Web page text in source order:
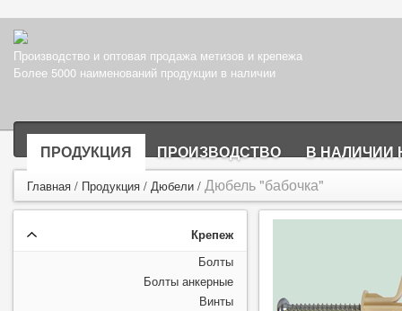
Производство и оптовая продажа метизов и крепежа
Более 5000 наименований продукции в наличии
ПРОДУКЦИЯ ПРОИЗВОДСТВО В НАЛИЧИИ
Главная / Продукция / Дюбели / Дюбель "бабочка"
Крепеж
Болты
Болты анкерные
Винты